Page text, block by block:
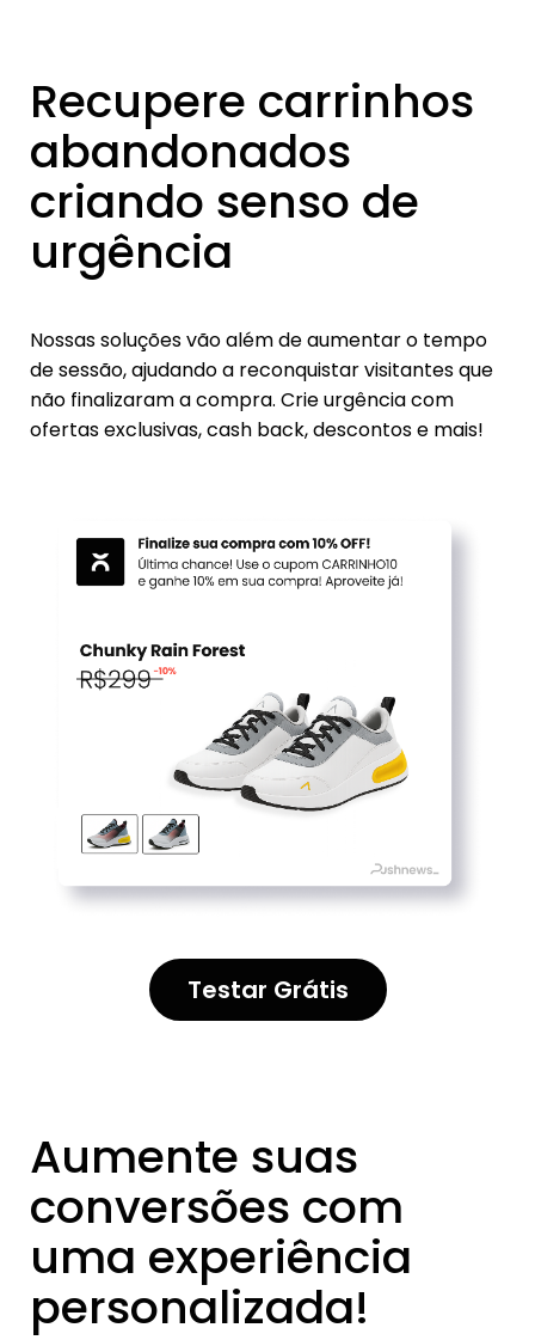
Recupere carrinhos
abandonados
criando senso de
urgência
Nossas soluções vão além de aumentar o tempo
de sessão, ajudando a reconquistar visitantes que
não finalizaram a compra. Crie urgência com
ofertas exclusivas, cash back, descontos e mais!
Testar Grátis
Aumente suas
conversões com
uma experiência
personalizada!